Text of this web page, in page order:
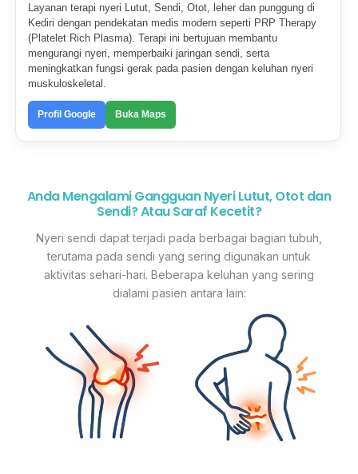
Layanan terapi nyeri Lutut, Sendi, Otot, leher dan punggung di
Kediri dengan pendekatan medis modern seperti PRP Therapy
(Platelet Rich Plasma). Terapi ini bertujuan membantu
mengurangi nyeri, memperbaiki jaringan sendi, serta
meningkatkan fungsi gerak pada pasien dengan keluhan nyeri
muskuloskeletal.
Profil Google Buka Maps
Anda Mengalami Gangguan Nyeri Lutut, Otot dan
Sendi? Atau Saraf Kecetit?
Nyeri sendi dapat terjadi pada berbagai bagian tubuh,
terutama pada sendi yang sering digunakan untuk
aktivitas sehari-hari. Beberapa keluhan yang sering
dialami pasien antara lain: